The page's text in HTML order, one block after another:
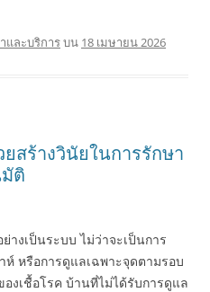
และบริการบน 18 เมษายน 2026
สร้างวินัยในการรักษา
ติ
างเป็นระบบ ไม่ว่าจะเป็นการ
หรือการดูแลเฉพาะจุดตามรอบ
งเชื้อโรค บ้านที่ไม่ได้รับการดูแล